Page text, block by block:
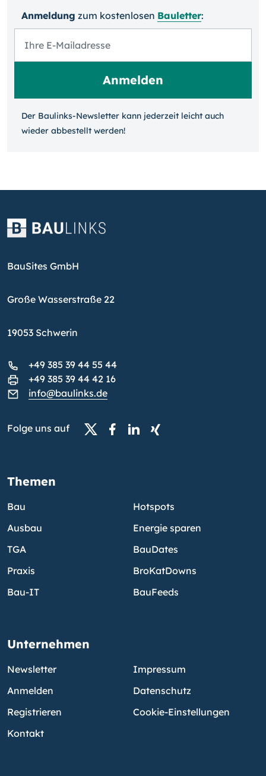
Anmeldung zum kosten­losen Bauletter:
Der Baulinks-Newsletter kann jeder­zeit leicht auch
wieder ab­bestellt werden!
BauSites GmbH
Große Wasserstraße 22
19053 Schwerin
+49 385 39 44 55 44
+49 385 39 44 42 16
info@baulinks.de
Folge uns auf
Themen
Bau
Ausbau
TGA
Praxis
Bau-IT
Hotspots
Energie sparen
BauDates
BroKatDowns
BauFeeds
Unternehmen
Newsletter
Anmelden
Registrieren
Kontakt
Impressum
Datenschutz
Cookie-Einstellungen